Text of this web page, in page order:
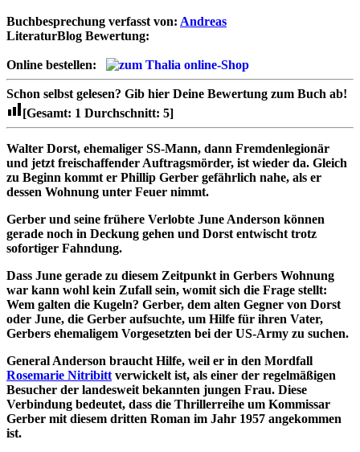
Buchbesprechung verfasst von: Andreas
LiteraturBlog Bewertung:
Online bestellen:
Schon selbst gelesen? Gib hier Deine Bewertung zum Buch ab!
[Gesamt: 1 Durchschnitt: 5]
Walter Dorst, ehemaliger SS-Mann, dann Fremdenlegionär
und jetzt freischaffender Auftragsmörder, ist wieder da. Gleich
zu Beginn kommt er Phillip Gerber gefährlich nahe, als er
dessen Wohnung unter Feuer nimmt.
Gerber und seine frühere Verlobte June Anderson können
gerade noch in Deckung gehen und Dorst entwischt trotz
sofortiger Fahndung.
Dass June gerade zu diesem Zeitpunkt in Gerbers Wohnung
war kann wohl kein Zufall sein, womit sich die Frage stellt:
Wem galten die Kugeln? Gerber, dem alten Gegner von Dorst
oder June, die Gerber aufsuchte, um Hilfe für ihren Vater,
Gerbers ehemaligem Vorgesetzten bei der US-Army zu suchen.
General Anderson braucht Hilfe, weil er in den Mordfall
Rosemarie Nitribitt verwickelt ist, als einer der regelmäßigen
Besucher der landesweit bekannten jungen Frau. Diese
Verbindung bedeutet, dass die Thrillerreihe um Kommissar
Gerber mit diesem dritten Roman im Jahr 1957 angekommen
ist.